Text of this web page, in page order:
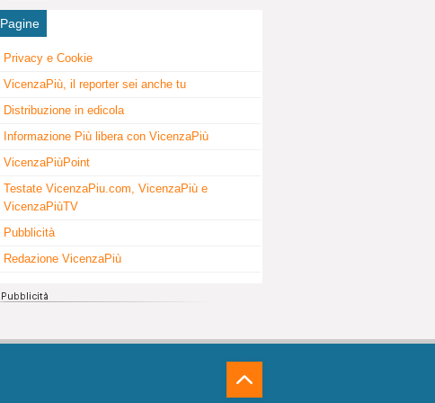
Pagine
Privacy e Cookie
VicenzaPiù, il reporter sei anche tu
Distribuzione in edicola
Informazione Più libera con VicenzaPiù
VicenzaPiùPoint
Testate VicenzaPiu.com, VicenzaPiù e
VicenzaPiùTV
Pubblicità
Redazione VicenzaPiù